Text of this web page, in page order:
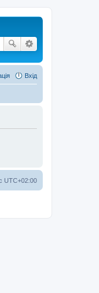
Вхід
UTC+02:00